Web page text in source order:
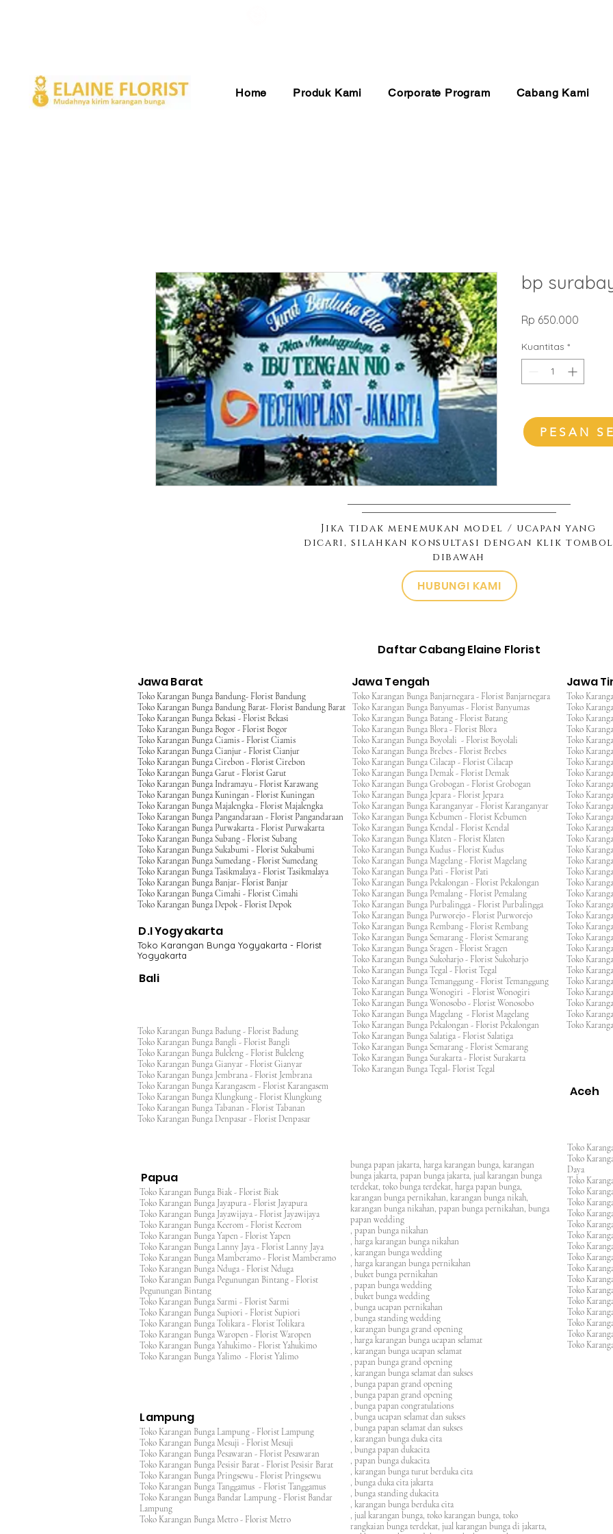
Home Produk Kami Corporate Program Cabang Kami
bp
Rp 650.000
Kuantitas *
PESAN
Jika tidak menemukan model / ucapan yang
dicari, silahkan konsultasi dengan klik tombol
dibawah
HUBUNGI KAMI
Daftar Cabang Elaine Florist
Jawa Barat Jawa Tengah Jawa
Toko Karangan Bunga Bandung- Florist Bandung
Toko Karangan Bunga Bandung Barat- Florist Bandung Barat
Toko Karangan Bunga Bekasi - Florist Bekasi
Toko Karangan Bunga Bogor - Florist Bogor
Toko Karangan Bunga Ciamis - Florist Ciamis
Toko Karangan Bunga Cianjur - Florist Cianjur
Toko Karangan Bunga Cirebon - Florist Cirebon
Toko Karangan Bunga Garut - Florist Garut
Toko Karangan Bunga Indramayu - Florist Karawang
Toko Karangan Bunga Kuningan - Florist Kuningan
Toko Karangan Bunga Majalengka - Florist Majalengka
Toko Karangan Bunga Pangandaraan - Florist Pangandaraan
Toko Karangan Bunga Purwakarta - Florist Purwakarta
Toko Karangan Bunga Subang - Florist Subang
Toko Karangan Bunga Sukabumi - Florist Sukabumi
Toko Karangan Bunga Sumedang - Florist Sumedang
Toko Karangan Bunga Tasikmalaya - Florist Tasikmalaya
Toko Karangan Bunga Banjar- Florist Banjar
Toko Karangan Bunga Cimahi - Florist Cimahi
Toko Karangan Bunga Depok - Florist Depok
D.I Yogyakarta
Toko Karangan Bunga Yogyakarta - Florist
Yogyakarta
Bali
Toko Karangan Bunga Badung - Florist Badung
Toko Karangan Bunga Bangli - Florist Bangli
Toko Karangan Bunga Buleleng - Florist Buleleng
Toko Karangan Bunga Gianyar - Florist Gianyar
Toko Karangan Bunga Jembrana - Florist Jembrana
Toko Karangan Bunga Karangasem - Florist Karangasem
Toko Karangan Bunga Klungkung - Florist Klungkung
Toko Karangan Bunga Tabanan - Florist Tabanan
Toko Karangan Bunga Denpasar - Florist Denpasar
Toko Karangan Bunga Banjarnegara - Florist Banjarnegara
Toko Karangan Bunga Banyumas - Florist Banyumas
Toko Karangan Bunga Batang - Florist Batang
Toko Karangan Bunga Blora - Florist Blora
Toko Karangan Bunga Boyolali - Florist Boyolali
Toko Karangan Bunga Brebes - Florist Brebes
Toko Karangan Bunga Cilacap - Florist Cilacap
Toko Karangan Bunga Demak - Florist Demak
Toko Karangan Bunga Grobogan - Florist Grobogan
Toko Karangan Bunga Jepara - Florist Jepara
Toko Karangan Bunga Karanganyar - Florist Karanganyar
Toko Karangan Bunga Kebumen - Florist Kebumen
Toko Karangan Bunga Kendal - Florist Kendal
Toko Karangan Bunga Klaten - Florist Klaten
Toko Karangan Bunga Kudus - Florist Kudus
Toko Karangan Bunga Magelang - Florist Magelang
Toko Karangan Bunga Pati - Florist Pati
Toko Karangan Bunga Pekalongan - Florist Pekalongan
Toko Karangan Bunga Pemalang - Florist Pemalang
Toko Karangan Bunga Purbalingga - Florist Purbalingga
Toko Karangan Bunga Purworejo - Florist Purworejo
Toko Karangan Bunga Rembang - Florist Rembang
Toko Karangan Bunga Semarang - Florist Semarang
Toko Karangan Bunga Sragen - Florist Sragen
Toko Karangan Bunga Sukoharjo - Florist Sukoharjo
Toko Karangan Bunga Tegal - Florist Tegal
Toko Karangan Bunga Temanggung - Florist Temanggung
Toko Karangan Bunga Wonogiri - Florist Wonogiri
Toko Karangan Bunga Wonosobo - Florist Wonosobo
Toko Karangan Bunga Magelang - Florist Magelang
Toko Karangan Bunga Pekalongan - Florist Pekalongan
Toko Karangan Bunga Salatiga - Florist Salatiga
Toko Karangan Bunga Semarang - Florist Semarang
Toko Karangan Bunga Surakarta - Florist Surakarta
Toko Karangan Bunga Tegal- Florist Tegal
Toko
Toko
Toko
Toko
Toko
Toko
Toko
Toko
Toko
Toko
Toko
Toko
Toko
Toko
Toko
Toko
Toko
Toko
Toko
Toko
Toko
Toko
Toko
Toko
Toko
Toko
Toko
Toko
Toko
Toko
Toko
Aceh
Lampung
Papua
Toko Karangan Bunga Biak - Florist Biak
Toko Karangan Bunga Jayapura - Florist Jayapura
Toko Karangan Bunga Jayawijaya - Florist Jayawijaya
Toko Karangan Bunga Keerom - Florist Keerom
Toko Karangan Bunga Yapen - Florist Yapen
Toko Karangan Bunga Lanny Jaya - Florist Lanny Jaya
Toko Karangan Bunga Mamberamo - Florist Mamberamo
Toko Karangan Bunga Nduga - Florist Nduga
Toko Karangan Bunga Pegunungan Bintang - Florist
Pegunungan Bintang
Toko Karangan Bunga Sarmi - Florist Sarmi
Toko Karangan Bunga Supiori - Florist Supiori
Toko Karangan Bunga Tolikara - Florist Tolikara
Toko Karangan Bunga Waropen - Florist Waropen
Toko Karangan Bunga Yahukimo - Florist Yahukimo
Toko Karangan Bunga Yalimo - Florist Yalimo
Toko Karangan Bunga Lampung - Florist Lampung
Toko Karangan Bunga Mesuji - Florist Mesuji
Toko Karangan Bunga Pesawaran - Florist Pesawaran
Toko Karangan Bunga Pesisir Barat - Florist Pesisir Barat
Toko Karangan Bunga Pringsewu - Florist Pringsewu
Toko Karangan Bunga Tanggamus - Florist Tanggamus
Toko Karangan Bunga Bandar Lampung - Florist Bandar
Lampung
Toko Karangan Bunga Metro - Florist Metro
bunga papan jakarta, harga karangan bunga, karangan
bunga jakarta, papan bunga jakarta, jual karangan bunga
terdekat, toko bunga terdekat, harga papan bunga,
karangan bunga pernikahan, karangan bunga nikah,
karangan bunga nikahan, papan bunga pernikahan, bunga
papan wedding
, papan bunga nikahan
, harga karangan bunga nikahan
, karangan bunga wedding
, harga karangan bunga pernikahan
, buket bunga pernikahan
, papan bunga wedding
, buket bunga wedding
, bunga ucapan pernikahan
, bunga standing wedding
, karangan bunga grand opening
, harga karangan bunga ucapan selamat
, karangan bunga ucapan selamat
, papan bunga grand opening
, karangan bunga selamat dan sukses
, bunga papan grand opening
, bunga papan grand opening
, bunga papan congratulations
, bunga ucapan selamat dan sukses
, bunga papan selamat dan sukses
, karangan bunga duka cita
, bunga papan dukacita
, papan bunga dukacita
, karangan bunga turut berduka cita
, bunga duka cita jakarta
, bunga standing dukacita
, karangan bunga berduka cita
, jual karangan bunga, toko karangan bunga, toko
rangkaian bunga terdekat, jual karangan bunga di jakarta,
Toko
Toko
Daya
Toko
Toko
Toko
Toko
Toko
Toko
Toko
Toko
Toko
Toko
Toko
Toko
Toko
Toko
Toko
Toko